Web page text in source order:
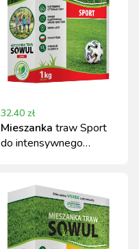
32.40 zł
Mieszanka traw Sport
do intensywnego